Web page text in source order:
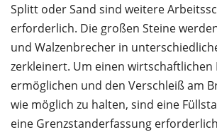
Splitt oder Sand sind weitere
erforderlich. Die großen Steine
und Walzenbrecher in
zerkleinert. Um einen wirtschaftlichen
ermöglichen und den Verschleiß am
wie möglich zu halten, sind eine
eine Grenzstanderfassung